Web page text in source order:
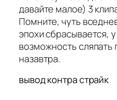
давайте малое) 3
Помните, чуть
эпохи сбрасывается,
возможность сляпать
назавтра.
вывод контра страйк